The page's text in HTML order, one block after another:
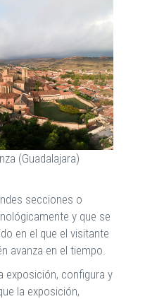
(Guadalajara)
secciones o
y que se
en el que el visitante
avanza en el tiempo.
exposición, configura y
la exposición,